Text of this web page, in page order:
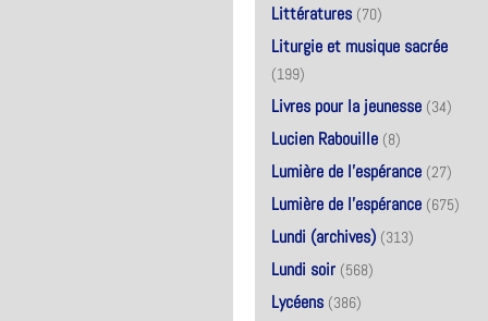
Littératures (70)
Liturgie et musique sacrée
(199)
Livres pour la jeunesse (34)
Lucien Rabouille (8)
Lumière de l'espérance (27)
Lumière de l'espérance (675)
Lundi (archives) (313)
Lundi soir (568)
Lycéens (386)